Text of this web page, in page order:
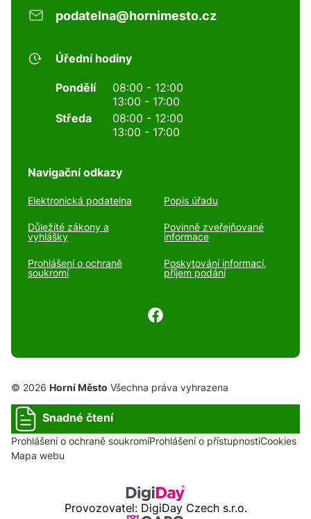
podatelna@hornimesto.cz
Úřední hodiny
Pondělí
08:00 - 12:00
13:00 - 17:00
Středa
08:00 - 12:00
13:00 - 17:00
Navigační odkazy
Elektronická podatelna Popis úřadu
Důležité zákony a
vyhlášky
Povinně zveřejňované
informace
Prohlášení o ochraně
soukromí
Poskytování informací,
příjem podání
© 2026 Horní Město Všechna práva vyhrazena
Snadné čtení
Prohlášení o ochraně soukromíProhlášení o přístupnostiCookies
Mapa webu
Provozovatel: DigiDay Czech s.r.o.